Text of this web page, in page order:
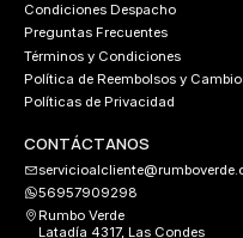
Condiciones Despacho
Preguntas Frecuentes
Términos y Condiciones
Política de Reembolsos y
Políticas de Privacidad
CONTÁCTANOS
56957909298
Rumbo Verde
Latadía 4317, Las Condes